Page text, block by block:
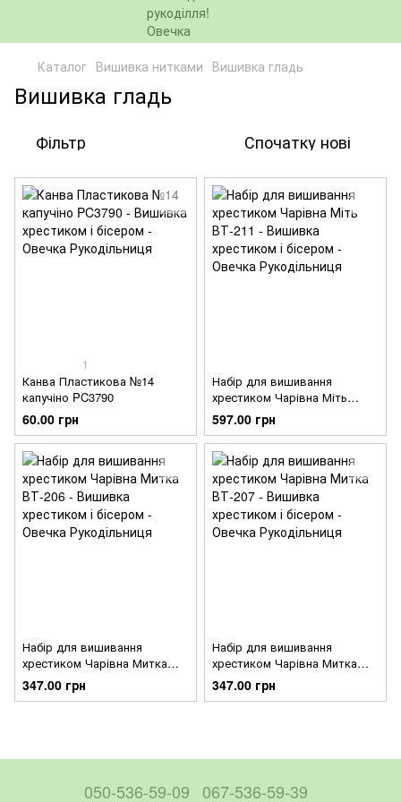
Каталог Вишивка нитками Вишивка гладь
Вишивка гладь
Фільтр Спочатку нові
1
Канва Пластикова №14
капучіно PC3790
60.00 грн
Набір для вишивання
хрестиком Чарівна Міть
ВТ-211
597.00 грн
Набір для вишивання
хрестиком Чарівна Митка
ВТ-206
347.00 грн
Набір для вишивання
хрестиком Чарівна Митка
ВТ-207
347.00 грн
050-536-59-09 067-536-59-39